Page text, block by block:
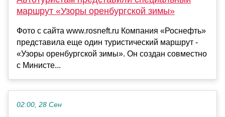
маршрут «Узоры оренбургской зимы»
Фото с сайта www.rosneft.ru Компания «Роснефть»
представила еще один туристический маршрут -
«Узоры оренбургской зимы». Он создан совместно
с Министе...
02:00, 28 Сен